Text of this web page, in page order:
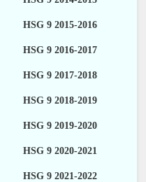
HSG 9 2015-2016
HSG 9 2016-2017
HSG 9 2017-2018
HSG 9 2018-2019
HSG 9 2019-2020
HSG 9 2020-2021
HSG 9 2021-2022